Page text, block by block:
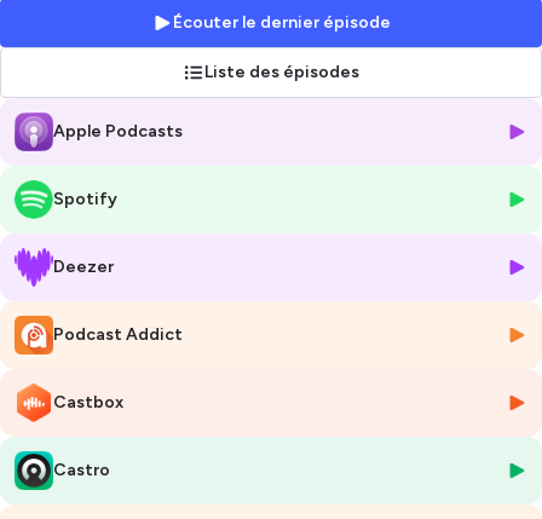
Nous connaissons l'univers de la vente SaaS par coeur et c'est
pourquoi nous avons lancé ce podcast car nous sommes
extrêmement privilégiés. Nous rencontrons des personnes
commerciale de l’univers des logiciels.
Notre objectif est d'échanger avec des Sales Leaders qui ont une
expériences ett leur recul sur des périodes marquantes de leur carrière.
Nous vous invitons à un voyage exceptionnel, à l'image du voyage
grandes sociétés américaines. Lors de cette odysée, nous
découvrirons ensemble les plus impressionnantes stratégies des
meilleurs Directeurs Commerciaux de la tech.
Nous vous souhaitons une bonne écoute, et n'hésitez pas à nous
Leaders qui vous inspirent.
Bonne écoute.
Hébergé par Ausha. Visitez
pour plus d'informations.
Écouter le dernier épisode
Liste des épisodes
Apple Podcasts
Spotify
Deezer
Podcast Addict
Castbox
Castro